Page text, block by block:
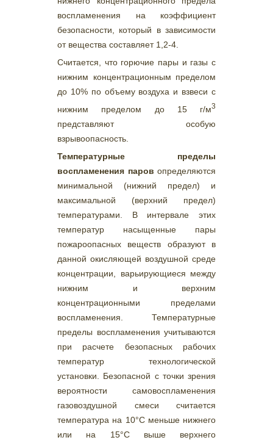
воспламенения на коэффициент
безопасности, который в зависимости
от вещества составляет 1,2-4.
Считается, что горючие пары и газы с
нижним концентрационным пределом
до 10% по объему воздуха и взвеси с
нижним пределом до 15 г/м3
представляют особую
взрывоопасность.
Температурные пределы
воспламенения паров определяются
минимальной (нижний предел) и
максимальной (верхний предел)
температурами. В интервале этих
температур насыщенные пары
пожароопасных веществ образуют в
данной окисляющей воздушной среде
концентрации, варьирующиеся между
нижним и верхним
концентрационными пределами
воспламенения. Температурные
пределы воспламенения учитываются
при расчете безопасных рабочих
температур технологической
установки. Безопасной с точки зрения
вероятности самовоспламенения
газовоздушной смеси считается
температура на 10°С меньше нижнего
или на 15°С выше верхнего